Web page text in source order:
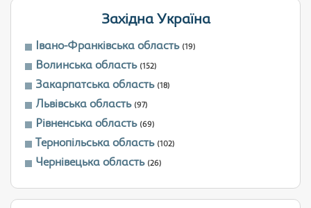
Західна Україна
Івано-Франківська область (19)
Волинська область (152)
Закарпатська область (18)
Львівська область (97)
Рівненська область (69)
Тернопільська область (102)
Чернівецька область (26)